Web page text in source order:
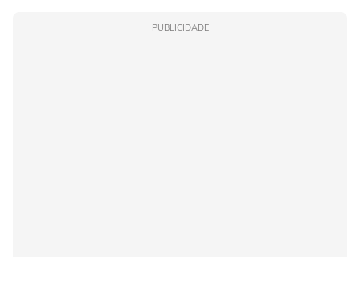
PUBLICIDADE